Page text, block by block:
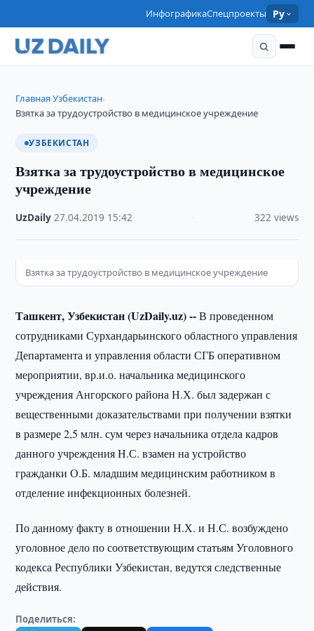
ИнфографикаСпецпроекты Ру
Главная›Узбекистан›
Взятка за трудоустройство в медицинское учреждение
УЗБЕКИСТАН
Взятка за трудоустройство в медицинское
учреждение
UzDaily ·27.04.2019 15:42 322 views
Взятка за трудоустройство в медицинское учреждение
Ташкент, Узбекистан (UzDaily.uz) --В проведенном
сотрудниками Сурхандарьинского областного управления
Департамента и управления области СГБ оперативном
мероприятии, вр.и.о. начальника медицинского
учреждения Ангорского района Н.Х. был задержан с
вещественными доказательствами при получении взятки
в размере 2,5 млн. сум через начальника отдела кадров
данного учреждения Н.С. взамен на устройство
гражданки О.Б. младшим медицинским работником в
отделение инфекционных болезней.
По данному факту в отношении Н.Х. и Н.С. возбуждено
уголовное дело по соответствующим статьям Уголовного
кодекса Республики Узбекистан, ведутся следственные
действия.
Поделиться: